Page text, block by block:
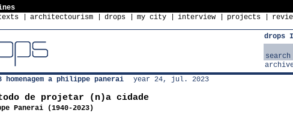
architectourism drops my city interview projects
drops
homenagem a philippe panerai
year 24, jul. 2023
de projetar (n)a cidade
Panerai (1940-2023)